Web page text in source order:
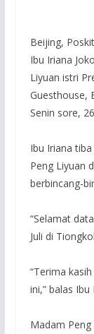
Beijing,
Ibu Iriana
Liyuan istri
Guesthouse,
Senin sore,
Ibu Iriana
Peng Liyuan
berbincang-
“Selamat
Juli di
“Terima
ini,” balas Ibu
Madam